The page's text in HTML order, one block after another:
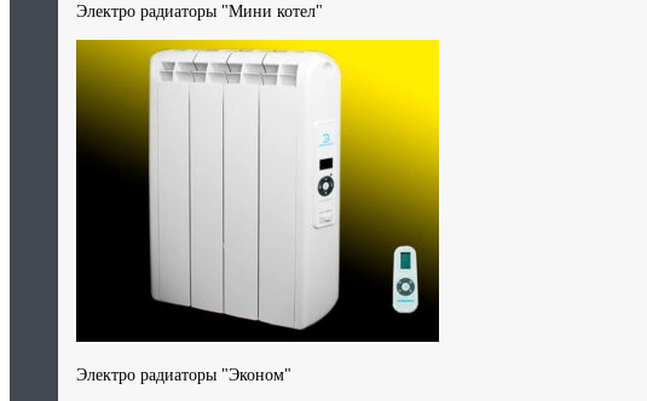
Электро радиаторы "Мини котел"
Электро радиаторы "Эконом"